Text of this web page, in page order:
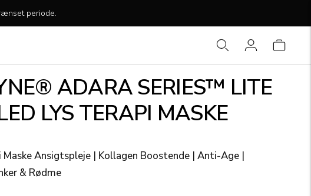
periode.
ADARA SERIES™ LITE
LYS TERAPI MASKE
Maske Ansigtspleje | Kollagen Boostende | Anti-Age |
& Rødme